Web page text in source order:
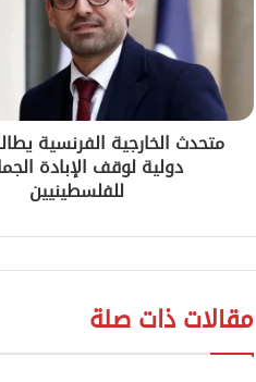
متحدث الخارجية الفرنسية
دولية لوقف الإبادة
للفلسطينيين
مقالات ذات صلة